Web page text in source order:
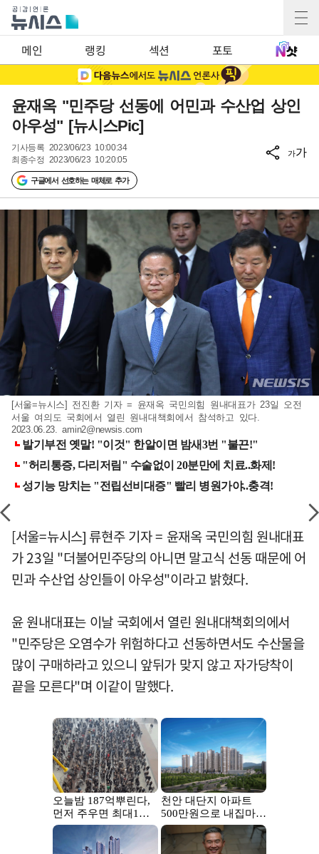
메인 랭킹 섹션 포토
윤재옥 "민주당 선동에 어민과 수산업 상인
아우성" [뉴시스Pic]
기사등록 2023/06/23 10:00:34
최종수정 2023/06/23 10:20:05
구글에서 선호하는 매체로 추가
가가
[서울=뉴시스] 전진환 기자 = 윤재옥 국민의힘 원내대표가 23일 오전
서울 여의도 국회에서 열린 원내대책회에서 참석하고 있다.
2023.06.23.amin2@newsis.com
[서울=뉴시스] 류현주 기자 = 윤재옥 국민의힘 원내대표
가 23일 "더불어민주당의 아니면 말고식 선동 때문에 어
민과 수산업 상인들이 아우성"이라고 밝혔다.
윤 원내대표는 이날 국회에서 열린 원내대책회의에서
"민주당은 오염수가 위험하다고 선동하면서도 수산물을
많이 구매하라고 있으니 앞뒤가 맞지 않고 자가당착이
끝을 모른다"며 이같이 말했다.